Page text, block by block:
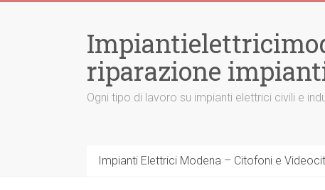
riparazione
Ogni tipo di lavoro su impianti elettrici civili e
Impianti Elettrici Modena – Citofoni e